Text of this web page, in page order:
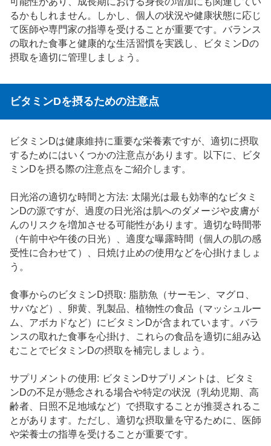
るかもしれません。しかし、個人の状況や健康状態に応じ
て医師や専門家の指導を受けることが重要です。バランス
の取れた食事と健康的な生活習慣を実践し、ビタミンDの
摂取を適切に管理しましょう。
ビタミンDを摂るための注意点
ビタミンDは健康維持に重要な栄養素ですが、適切に摂取
するためにはいくつかの注意点があります。以下に、ビタ
ミンDを摂る際の注意点をご紹介します。
日光浴の適切な時間と方法: 太陽光は最も効率的なビタミ
ンDの源ですが、過度の日光浴は肌へのダメージや皮膚が
んのリスクを増加させる可能性があります。適切な時間帯
（午前中や午後の日光）、適度な曝露時間（個人の肌の感
受性に合わせて）、日焼け止めの使用などを心掛けましょ
う。
食事からのビタミンD摂取: 脂肪魚（サーモン、マグロ、
サバなど）、卵黄、乳製品、植物性の食品（マッシュルー
ム、アボカドなど）にビタミンDが含まれています。バラ
ンスの取れた食事を心掛け、これらの食品を適切に組み込
むことでビタミンDの摂取を補完しましょう。
サプリメントの使用: ビタミンDサプリメントは、ビタミ
ンDの不足が懸念される場合や特定の状況（乳幼児期、高
齢者、日照不足地域など）で摂取することが推奨されるこ
とがあります。ただし、適切な摂取量を守るために、医師
や栄養士の指導を受けることが重要です。